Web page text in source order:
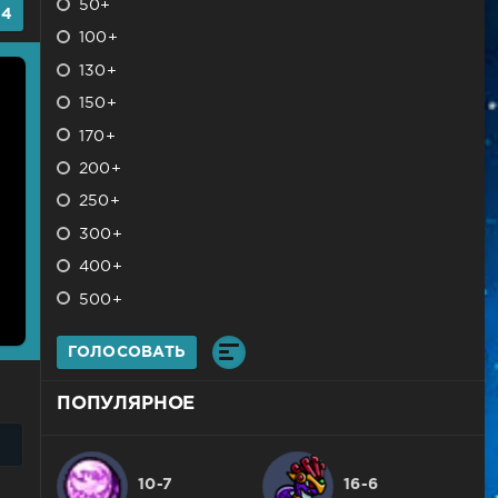
50+
100+
130+
150+
170+
200+
250+
300+
400+
500+
ГОЛОСОВАТЬ
ПОПУЛЯРНОЕ
10-7 16-6